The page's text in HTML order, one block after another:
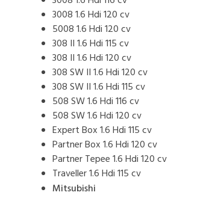
3008 1.6 Hdi 120 cv
5008 1.6 Hdi 120 cv
308 II 1.6 Hdi 115 cv
308 II 1.6 Hdi 120 cv
308 SW II 1.6 Hdi 120 cv
308 SW II 1.6 Hdi 115 cv
508 SW 1.6 Hdi 116 cv
508 SW 1.6 Hdi 120 cv
Expert Box 1.6 Hdi 115 cv
Partner Box 1.6 Hdi 120 cv
Partner Tepee 1.6 Hdi 120 cv
Traveller 1.6 Hdi 115 cv
Mitsubishi